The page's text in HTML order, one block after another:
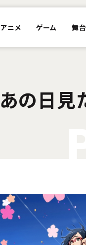
アニメ ゲーム 舞台
あの日見